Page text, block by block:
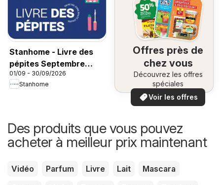
Stanhome - Livre des
pépites Septembre
2026
01/09 - 30/09/2026
Stanhome
Offres près de
chez vous
Découvrez les offres
spéciales
Voir les offres
Des produits que vous pouvez
acheter à meilleur prix maintenant
Vidéo Parfum Livre Lait
Mascara